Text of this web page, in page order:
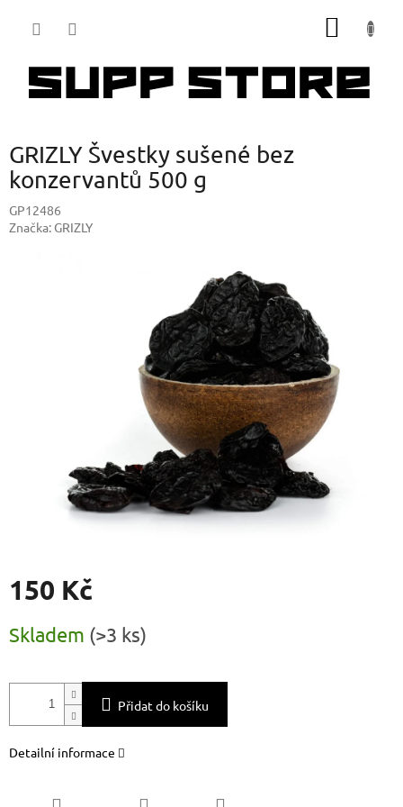
GRIZLY Švestky sušené bez
konzervantů 500 g
GP12486
Značka: GRIZLY
150 Kč
cena:
Skladem (>3 ks)
Přidat do košíku
Detailní informace